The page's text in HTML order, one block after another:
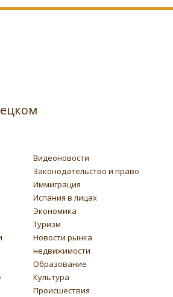
Видеоновости
Законодательство и право
Иммиграция
Испания в лицах
Экономика
Туризм
Новости рынка
недвижимости
Образование
Культура
Происшествия